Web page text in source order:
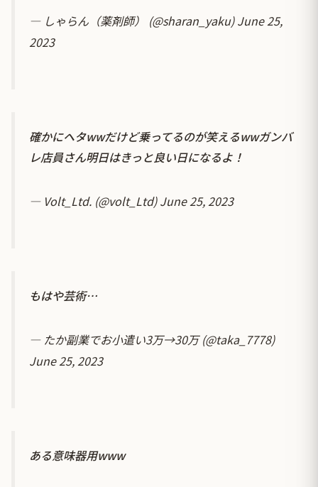
— しゃらん（薬剤師） (@sharan_yaku)June 25,
2023
確かにヘタwwだけど乗ってるのが笑えるwwガンバ
レ店員さん明日はきっと良い日になるよ！
— Volt_Ltd. (@volt_Ltd)June 25, 2023
もはや芸術…
— たか副業でお小遣い3万→30万 (@taka_7778)
June 25, 2023
ある意味器用www